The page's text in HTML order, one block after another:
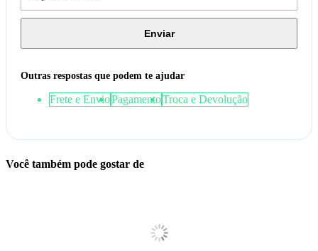
Enviar
Outras respostas que podem te ajudar
Frete e EnvioPagamentoTroca e Devolução
Você também pode gostar de